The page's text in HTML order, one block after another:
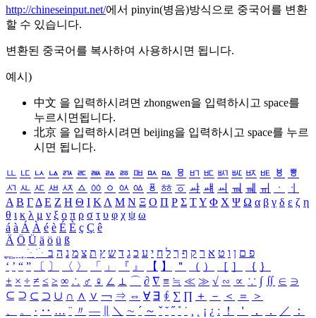
http://chineseinput.net/에서 pinyin(병음)방식으로 중국어를 변환
할 수 있습니다.
변환된 중국어를 복사하여 사용하시면 됩니다.
예시)
中文 을 입력하시려면 zhongwen을 입력하시고 space를
누르시면됩니다.
北京 을 입력하시려면 beijing을 입력하시고 space를 누르
시면 됩니다.
ㅥ ㅦ ㅧ ㅨ ㅩ ㅪ ㅫ ㅬ ㅭ ㅮ ㅯ ㅰ ㅱ ㅲ ㅳ ㅴ ㅵ ㅶ ㅷ ㅸ
ㅹ
ㅺ ㅻ ㅼ ㅽ ㅾ ㅿ ㆀ ㆁ ㆂ ㆃ ㆄ ㆅ ㆆ ㆇ ㆈ ㆉ ㆊ ㆋ ㆌ ㆍ
ㆎ
Α Β ΓΔ Ε Ζ Η Θ Ι ΚΛ Μ Ν Ξ Ο Π Ρ Σ ΤΥ Φ Χ Ψ Ω α β γ δ ε ζ η
θ ι κ λ μ ν ξ ο π ρ σ τ υ φ χ ψ ω
á à Á À é è É È ç Ç ê
Ä Ö Ü ä ö ü ß
ִֶֹ ֻּ ׁׂ פ ם ן ו ט א ר ק ף ך ל ח י ע כ ג ד ש ץ ת צ מ נ ה ב
‘ ’ “ ” 〔 〕 〈 〉 「 」 『 』 【 】 ＂ （ ） ［ ］ ｛ ｝
± × ÷ ≠ ≤ ≥ ∞ ∴ ♂ ♀ ∠ ⊥ ⌒ ∂ ∇ ≡ ≒ ≪ ≫ √ ∽ ∝ ∵ ∫ ∬ ∈ ∋
⊆ ⊇ ⊂ ⊃ ∪ ∩ ∧ ∨ ￢ ⇒ ⇔ ∀ ∃ ∮ ∑ ∏ ＋ － ＜ ＝
＞
、
。 · ‥ … ¨ 〃 ― ＼ ∼ ´ ～ ˇ ˘ ˝ ˚ ˙ ¸ ¡ ¿ ː ！ ＇ ， ． ／
：